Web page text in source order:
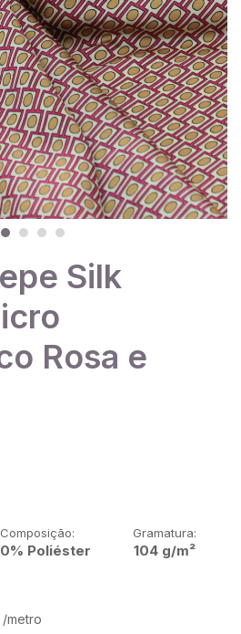
Silk
Rosa e
Composição:
Poliéster
Gramatura:
104 g/m²
/metro